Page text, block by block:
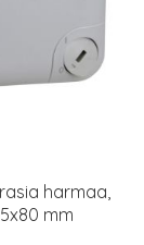
harmaa,
mm